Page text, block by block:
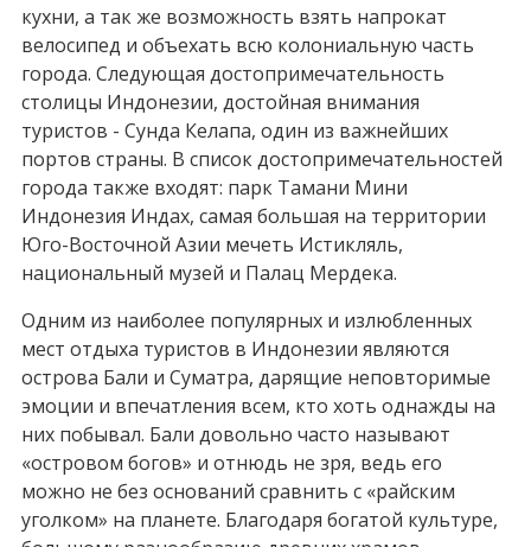
кухни, а так же возможность взять напрокат
велосипед и объехать всю колониальную часть
города. Следующая достопримечательность
столицы Индонезии, достойная внимания
туристов - Сунда Келапа, один из важнейших
портов страны. В список достопримечательностей
города также входят: парк Тамани Мини
Индонезия Индах, самая большая на территории
Юго-Восточной Азии мечеть Истикляль,
национальный музей и Палац Мердека.
Одним из наиболее популярных и излюбленных
мест отдыха туристов в Индонезии являются
острова Бали и Суматра, дарящие неповторимые
эмоции и впечатления всем, кто хоть однажды на
них побывал. Бали довольно часто называют
«островом богов» и отнюдь не зря, ведь его
можно не без оснований сравнить с «райским
уголком» на планете. Благодаря богатой культуре,